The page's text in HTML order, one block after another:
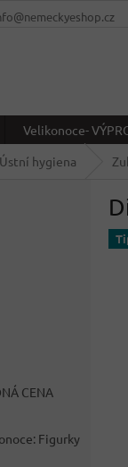
Velikonoce-
Ústní hygiena
CENA
Figurky